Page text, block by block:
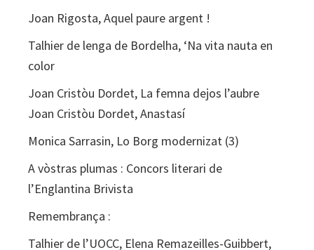
Joan Rigosta, Aquel paure argent !
Talhier de lenga de Bordelha, ‘Na vita nauta en
color
Joan Cristòu Dordet, La femna dejos l’aubre
Joan Cristòu Dordet, Anastasí
Monica Sarrasin, Lo Borg modernizat (3)
A vòstras plumas : Concors literari de
l’Englantina Brivista
Remembrança :
Talhier de l’UOCC, Elena Remazeilles-Guibbert,